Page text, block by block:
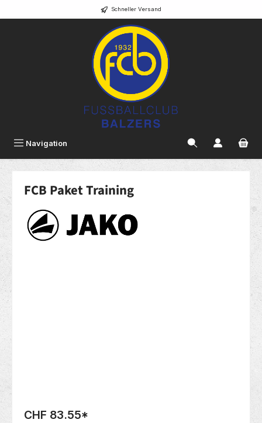
Schneller Versand
Navigation
FCB Paket Training
CHF 83.55*